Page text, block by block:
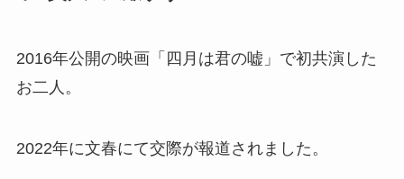
2016年公開の映画「四月は君の嘘」で初共演した
お二人。
2022年に文春にて交際が報道されました。